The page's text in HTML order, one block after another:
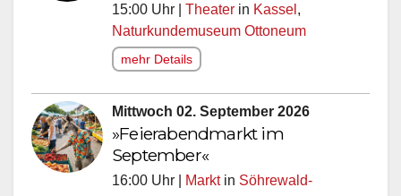
15:00 Uhr | Theater in Kassel,
Naturkundemuseum Ottoneum
mehr Details
Mittwoch 02. September 2026
»Feierabendmarkt im
September«
16:00 Uhr | Marktin Söhrewald-